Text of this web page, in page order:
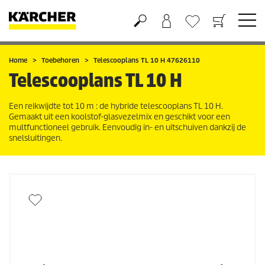
Boodschappenmandje
Verlanglijstje
Home Toebehoren Telescooplans TL 10 H 47626110
Telescooplans TL 10 H
Een reikwijdte tot 10 m : de hybride telescooplans TL 10 H.
Gemaakt uit een koolstof-glasvezelmix en geschikt voor een
multfunctioneel gebruik. Eenvoudig in- en uitschuiven dankzij de
snelsluitingen.